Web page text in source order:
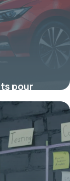
pour
adapté à